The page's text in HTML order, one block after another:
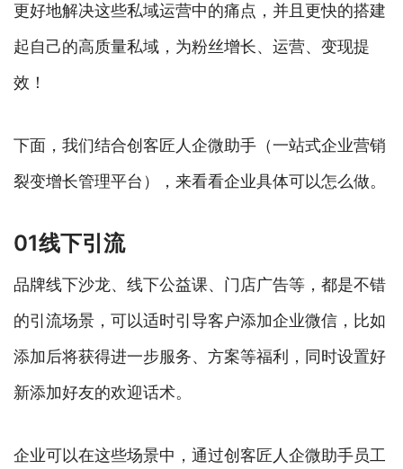
更好地解决这些私域运营中的痛点，并且更快的搭建
起自己的高质量私域，为粉丝增长、运营、变现提
效！
下面，我们结合创客匠人企微助手（一站式企业营销
裂变增长管理平台），来看看企业具体可以怎么做。
01线下引流
品牌线下沙龙、线下公益课、门店广告等，都是不错
的引流场景，可以适时引导客户添加企业微信，比如
添加后将获得进一步服务、方案等福利，同时设置好
新添加好友的欢迎话术。
企业可以在这些场景中，通过创客匠人企微助手员工